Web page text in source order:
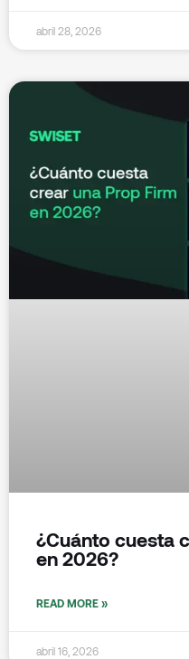
abril 28, 2026
¿Cuánto cuesta
en 2026?
READ MORE »
abril 16, 2026